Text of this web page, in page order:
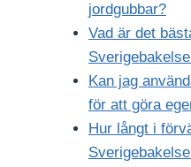
jordgubbar?
Vad är det
Kan jag
för att göra
Hur långt i